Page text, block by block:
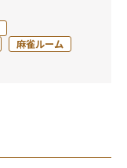
麻雀ルーム